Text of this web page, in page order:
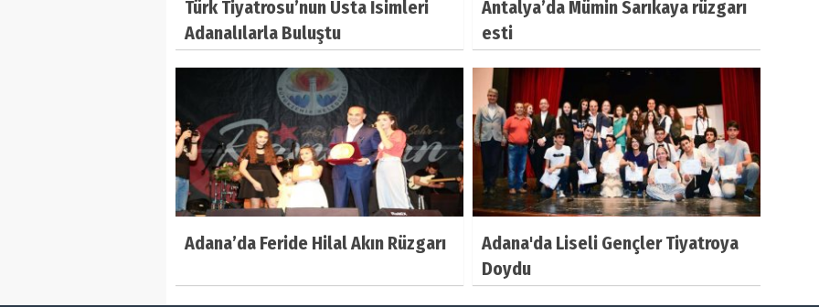
Türk Tiyatrosu’nun Usta İsimleri
Adanalılarla Buluştu
Antalya’da Mümin Sarıkaya rüzgarı
esti
Adana’da Feride Hilal Akın Rüzgarı
Adana'da Liseli Gençler Tiyatroya
Doydu